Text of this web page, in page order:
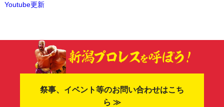
Youtube更新
祭事、イベント等のお問い合わせはこち
ら ≫